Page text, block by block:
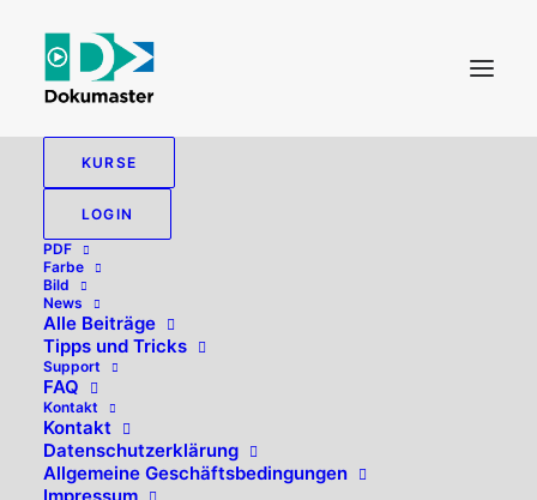
KURSE
LOGIN
PDF
Farbe
Bild
News
Alle Beiträge
Tipps und Tricks
Support
FAQ
Kontakt
Kontakt
Datenschutzerklärung
Allgemeine Geschäftsbedingungen
Hallo, willkommen zurück!